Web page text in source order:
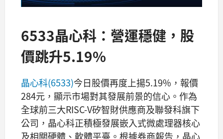
6533晶心科：營運穩健，股
價跳升5.19%
晶心科(6533)今日股價再度上揚5.19%，報價
284元，顯示市場對其發展前景的信心。作為
全球前三大RISC-V矽智財供應商及聯發科旗下
公司，晶心科正積極發展嵌入式微處理器核心
及相關硬體、軟體平臺。根據券商報告，晶心